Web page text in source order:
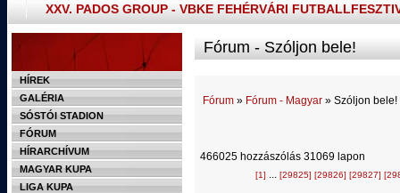
XXV. PADOS GROUP - VBKE FEHÉRVÁRI
HÍREK
GALÉRIA
SÓSTÓI STADION
FÓRUM
HÍRARCHÍVUM
MAGYAR KUPA
LIGA KUPA
Fórum - Szóljon bele!
Fórum » Fórum - Magyar » Szóljon bele!
466025 hozzászólás 31069 lapon
[1] ... [29825] [29826] [29827]